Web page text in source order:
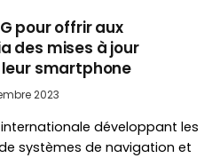
pour offrir aux
des mises à jour
smartphone
2023
développant les
systèmes de navigation et